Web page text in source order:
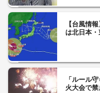
【台風情
は北日本
「ルール
火大会で